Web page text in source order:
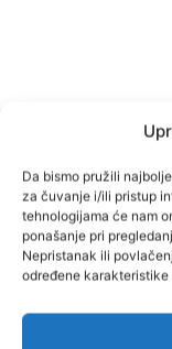
Da bismo pružili
za čuvanje i/ili pristup
tehnologijama će nam
ponašanje pri
Nepristanak ili
određene